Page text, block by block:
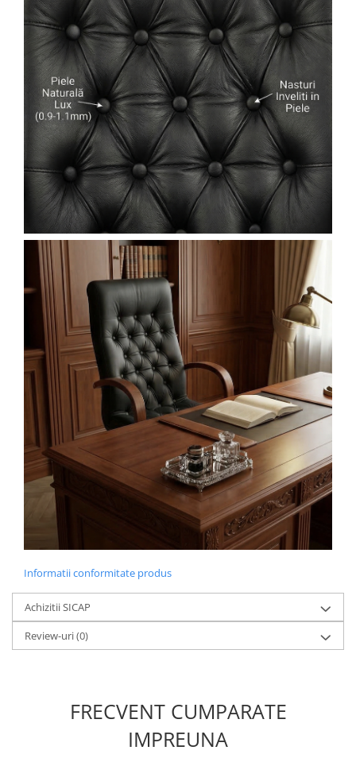
Informatii conformitate produs
Achizitii SICAP
Review-uri(0)
FRECVENT CUMPARATE
IMPREUNA